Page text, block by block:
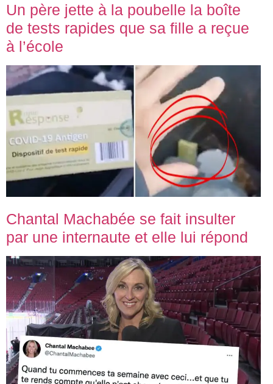
Un père jette à la poubelle la boîte
de tests rapides que sa fille a reçue
à l’école
Chantal Machabée se fait insulter
par une internaute et elle lui répond